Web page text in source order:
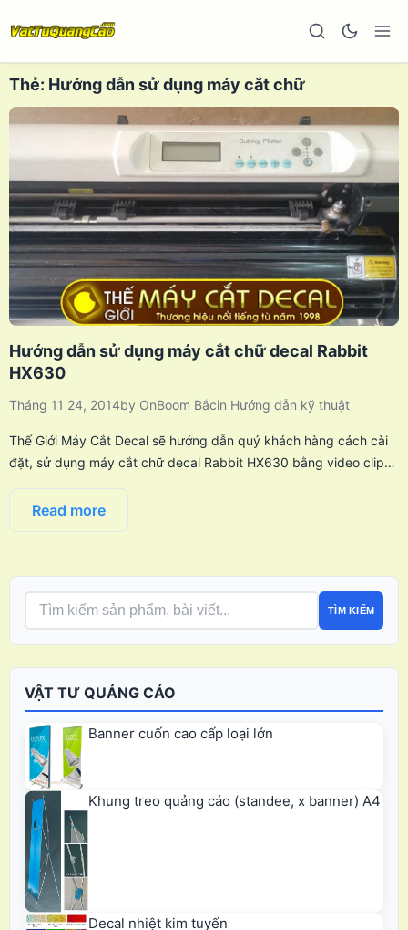
Thẻ: Hướng dẫn sử dụng máy cắt chữ
Hướng dẫn sử dụng máy cắt chữ decal Rabbit
HX630
Tháng 11 24, 2014by OnBoom Bắcin Hướng dẫn kỹ thuật
Thế Giới Máy Cắt Decal sẽ hướng dẫn quý khách hàng cách cài
đặt, sử dụng máy cắt chữ decal Rabbit HX630 bằng video clip…
Read more
TÌM KIẾM
VẬT TƯ QUẢNG CÁO
Banner cuốn cao cấp loại lớn
Khung treo quảng cáo (standee, x banner) A4
Decal nhiệt kim tuyến